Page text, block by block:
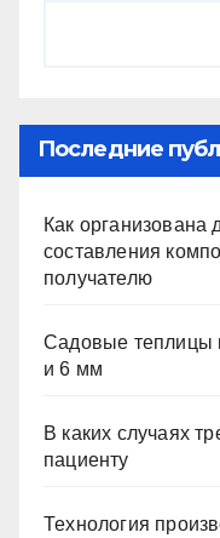
Последние
Как организована
составления
получателю
Садовые теплицы
и 6 мм
В каких случаях
пациенту
Технология